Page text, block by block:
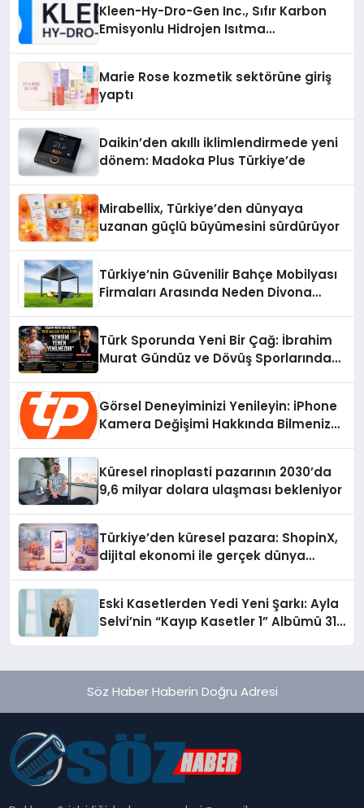
Kleen-Hy-Dro-Gen Inc., Sıfır Karbon
Emisyonlu Hidrojen Isıtma
Marie Rose kozmetik sektörüne giriş
yaptı
Daikin’den akıllı iklimlendirmede yeni
dönem: Madoka Plus Türkiye’de
Mirabellix, Türkiye’den dünyaya
uzanan güçlü büyümesini sürdürüyor
Türkiye’nin Güvenilir Bahçe Mobilyası
Firmaları Arasında Neden Divona
Türk Sporunda Yeni Bir Çağ: İbrahim
Murat Gündüz ve Dövüş Sporlarında
Görsel Deneyiminizi Yenileyin: iPhone
Kamera Değişimi Hakkında Bilmeniz
Küresel rinoplasti pazarının 2030’da
9,6 milyar dolara ulaşması bekleniyor
Türkiye’den küresel pazara: ShopinX,
dijital ekonomi ile gerçek dünya
Eski Kasetlerden Yedi Yeni Şarkı: Ayla
Selvi’nin “Kayıp Kasetler 1” Albümü 31
Söz Haber Haberin Doğru Adresi